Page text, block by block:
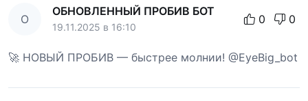
О
ОБНОВЛЕННЫЙ ПРОБИВ БОТ
19.11.2025 в 16:10
0 0
🚀 НОВЫЙ ПРОБИВ — быстрее молнии! @EyeBig_bot